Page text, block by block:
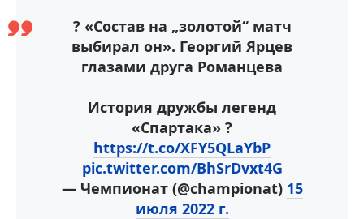
?️ «Состав на „золотой“ матч
выбирал он». Георгий Ярцев
глазами друга Романцева
История дружбы легенд
«Спартака» ?
https://t.co/XFY5QLaYbP
pic.twitter.com/BhSrDvxt4G
— Чемпионат (@championat) 15
июля 2022 г.